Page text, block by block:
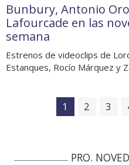
Bunbury, Antonio
Lafourcade en las
semana
Estrenos de videoclips de
Estanques, Rocío Márquez y
1 2 3
PRO.